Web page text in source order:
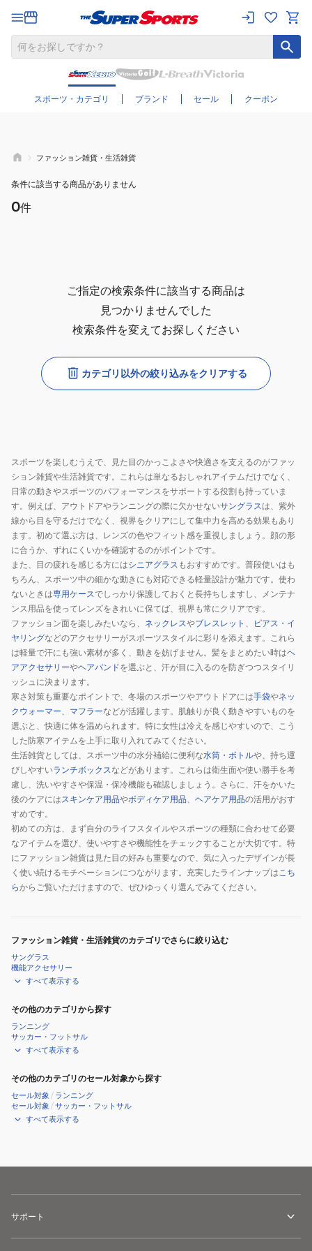
スポーツ・カテゴリ ブランド セール クーポン
さらに絞り込む
ファッション雑貨・生活雑貨
条件に該当する商品がありません
0件
ご指定の検索条件に該当する商品は
見つかりませんでした
検索条件を変えてお探しください
カテゴリ以外の絞り込みをクリアする
スポーツを楽しむうえで、見た目のかっこよさや快適さを支えるのがファッ
ション雑貨や生活雑貨です。これらは単なるおしゃれアイテムだけでなく、
日常の動きやスポーツのパフォーマンスをサポートする役割も持っていま
す。例えば、アウトドアやランニングの際に欠かせないサングラスは、紫外
線から目を守るだけでなく、視界をクリアにして集中力を高める効果もあり
ます。初めて選ぶ方は、レンズの色やフィット感を重視しましょう。顔の形
に合うか、ずれにくいかを確認するのがポイントです。
また、目の疲れを感じる方にはシニアグラス もおすすめです。普段使いはも
ちろん、スポーツ中の細かな動きにも対応できる軽量設計が魅力です。使わ
ないときは専用ケースでしっかり保護しておくと長持ちしますし、メンテナ
ンス用品を使ってレンズをきれいに保てば、視界も常にクリアです。
ファッション面を楽しみたいなら、 ネックレスやブレスレット 、
ピアス・イ
ヤリングなどのアクセサリーがスポーツスタイルに彩りを添えます。これら
は軽量で汗にも強い素材が多く、動きを妨げません。髪をまとめたい時はヘ
アアクセサリーやヘアバンドを選ぶと、汗が目に入るのを防ぎつつスタイリ
ッシュに決まります。
寒さ対策も重要なポイントで、冬場のスポーツやアウトドアには手袋やネッ
クウォーマー、 マフラーなどが活躍します。肌触りが良く動きやすいものを
選ぶと、快適に体を温められます。特に女性は冷えを感じやすいので、こう
した防寒アイテムを上手に取り入れてみてください。
生活雑貨としては、スポーツ中の水分補給に便利な水筒・ボトルや、持ち運
びしやすいランチボックスなどがあります。これらは衛生面や使い勝手を考
慮し、洗いやすさや保温・保冷機能も確認しましょう。さらに、汗をかいた
後のケアにはスキンケア用品やボディケア用品、 ヘアケア用品の活用がおす
すめです。
初めての方は、まず自分のライフスタイルやスポーツの種類に合わせて必要
なアイテムを選び、使いやすさや機能性をチェックすることが大切です。特
にファッション雑貨は見た目の好みも重要なので、気に入ったデザインが長
く使い続けるモチベーションにつながります。充実したラインナップはこち
らからご覧いただけますので、ぜひゆっくり選んでみてください。
ファッション雑貨・生活雑貨のカテゴリでさらに絞り込む
サングラス
機能アクセサリー
すべて表示する
その他のカテゴリから探す
ランニング
サッカー・フットサル
すべて表示する
その他のカテゴリのセール対象から探す
セール対象 / ランニング
セール対象 /サッカー・フットサル
すべて表示する
サポート